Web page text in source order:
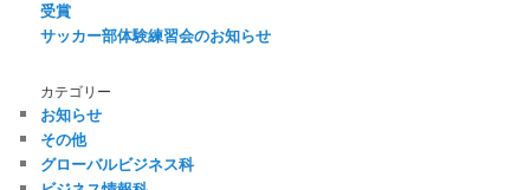
受賞
サッカー部体験練習会のお知らせ
カテゴリー
お知らせ
その他
グローバルビジネス科